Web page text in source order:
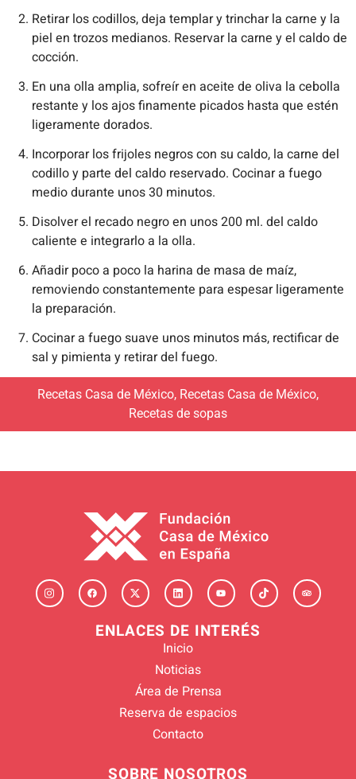
Retirar los codillos, deja templar y trinchar la carne y la
piel en trozos medianos. Reservar la carne y el caldo de
cocción.
En una olla amplia, sofreír en aceite de oliva la cebolla
restante y los ajos finamente picados hasta que estén
ligeramente dorados.
Incorporar los frijoles negros con su caldo, la carne del
codillo y parte del caldo reservado. Cocinar a fuego
medio durante unos 30 minutos.
Disolver el recado negro en unos 200 ml. del caldo
caliente e integrarlo a la olla.
Añadir poco a poco la harina de masa de maíz,
removiendo constantemente para espesar ligeramente
la preparación.
Cocinar a fuego suave unos minutos más, rectificar de
sal y pimienta y retirar del fuego.
Recetas Casa de México, Recetas Casa de México,
Recetas de sopas
ENLACES DE INTERÉS
Inicio
Noticias
Área de Prensa
Reserva de espacios
Contacto
SOBRE NOSOTROS